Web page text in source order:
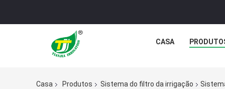
CASA
Casa Produtos Sistema do filtro da irrigação